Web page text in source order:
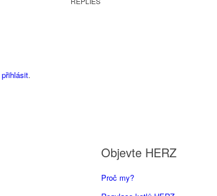
přihlásit.
Objevte HERZ
Proč my?